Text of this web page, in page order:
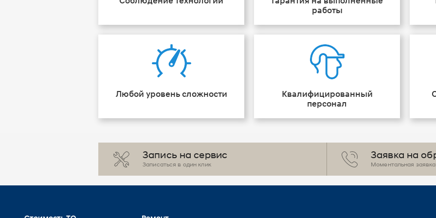
работы
Любой уровень сложности
Квалифицированный
персонал
Запись на сервис
Записаться в один клик
Заявка на
Моментальная